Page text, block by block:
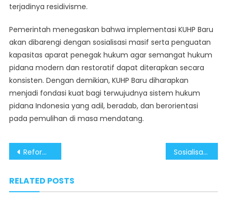
terjadinya residivisme.
Pemerintah menegaskan bahwa implementasi KUHP Baru
akan dibarengi dengan sosialisasi masif serta penguatan
kapasitas aparat penegak hukum agar semangat hukum
pidana modern dan restoratif dapat diterapkan secara
konsisten. Dengan demikian, KUHP Baru diharapkan
menjadi fondasi kuat bagi terwujudnya sistem hukum
pidana Indonesia yang adil, beradab, dan berorientasi
pada pemulihan di masa mendatang.
Post
Reformasi KUHAP Tingkatkan Kontrol Yudisial dan Mekanisme Praperadilan bagi Warga Negara Sosialisasi KUHAP Baru Dijalankan untuk Memastikan Penegakan Hukum Berkeadilan
RELATED POSTS